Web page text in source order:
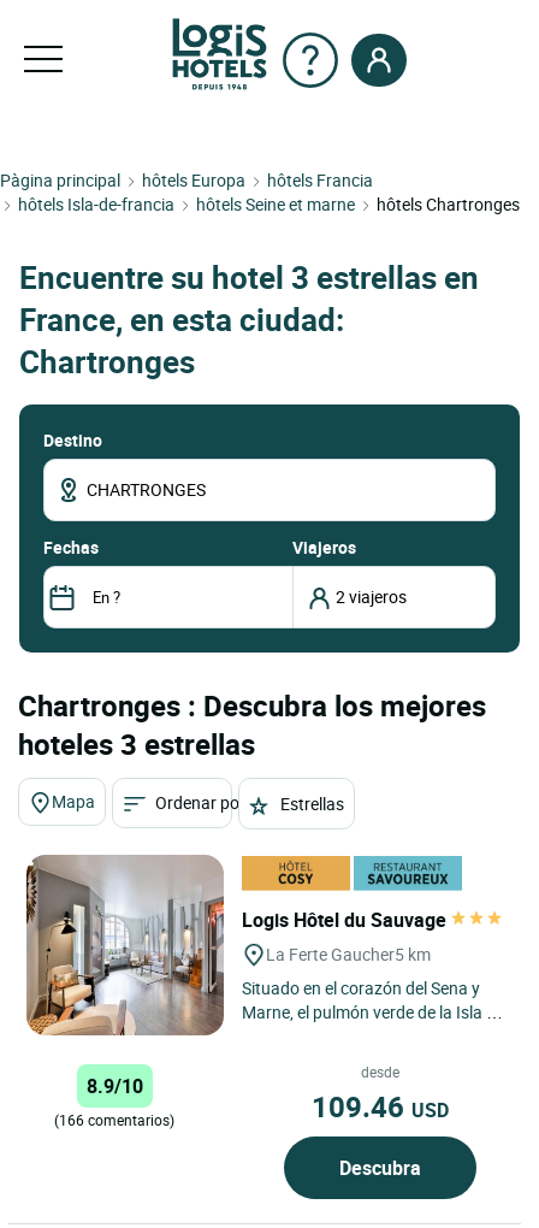
Pàgina principal hôtels Europa
hôtels Francia
hôtels Isla-de-francia
hôtels Seine et marne hôtels Chartronges
Encuentre su hotel 3 estrellas en
France, en esta ciudad:
Chartronges
Destino
fechas Viajeros
Chartronges : Descubra los mejores
hoteles 3 estrellas
Mapa Ordenar por Estrellas
Logis Hôtel du Sauvage
La Ferte Gaucher5 km
Situado en el corazón del Sena y
Marne, el pulmón verde de la Isla de
8.9/10
(166 comentarios)
desde
109.46 USD
Descubra